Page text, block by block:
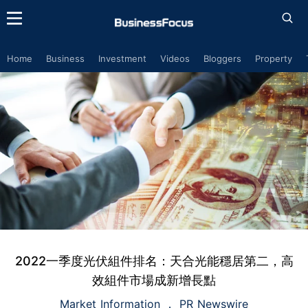
Home Business Investment Videos Bloggers Property
2022一季度光伏組件排名：天合光能穩居第二，高
效組件市場成新增長點
Market Information PR Newswire